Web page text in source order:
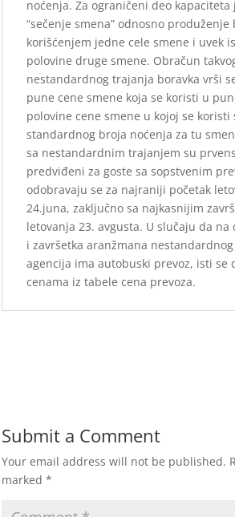
noćenja. Za ograničeni deo kapaciteta
“sečenje smena” odnosno produženje
korišćenjem jedne cele smene i uvek
polovine druge smene. Obračun
nestandardnog trajanja boravka vrši
pune cene smene koja se koristi u
polovine cene smene u kojoj se koristi
standardnog broja noćenja za tu
sa nestandardnim trajanjem su
predviđeni za goste sa sopstvenim
odobravaju se za najraniji početak
24.juna, zaključno sa najkasnijim
letovanja 23. avgusta. U slučaju da na
i završetka aranžmana
agencija ima autobuski prevoz, isti se
cenama iz tabele cena prevoza.
Submit a Comment
Your email address will not be published.
marked *